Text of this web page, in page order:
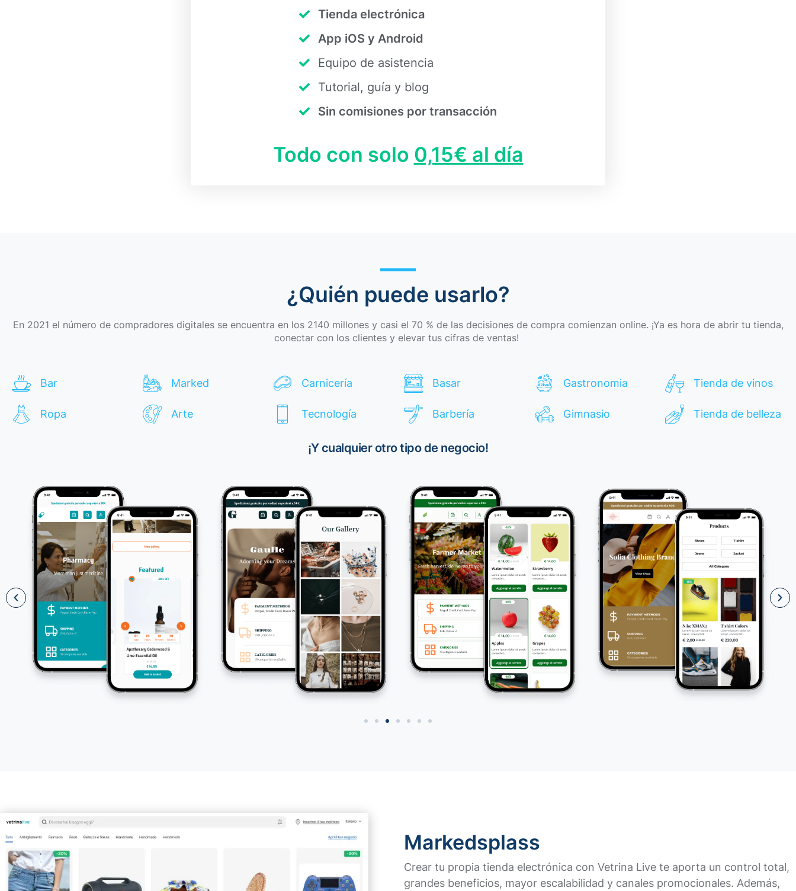
Tienda electrónica​
App iOS y Android​
Equipo de asistencia
Tutorial, guía y blog​
Sin comisiones por transacción​
Todo con solo 0,15€ al día
¿Quién puede usarlo?​
En 2021 el número de compradores digitales se encuentra en los 2140 millones y casi el 70 % de las decisiones de compra comienzan online. ¡Ya es hora de abrir tu tienda,
conectar con los clientes y elevar tus cifras de ventas! ​
Bar Marked Carnicería Basar Gastronomia Tienda de vinos
Ropa Arte Tecnología Barbería Gimnasio Tienda de belleza
¡Y cualquier otro tipo de negocio!
Markedsplass
Crear tu propia tienda electrónica con Vetrina Live te aporta un control total,
grandes beneficios, mayor escalabilidad y canales promocionales. Además,